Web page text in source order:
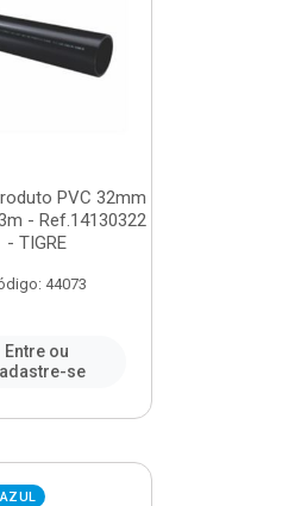
PVC 32mm
- Ref.14130322
- TIGRE
44073
Entre ou
se